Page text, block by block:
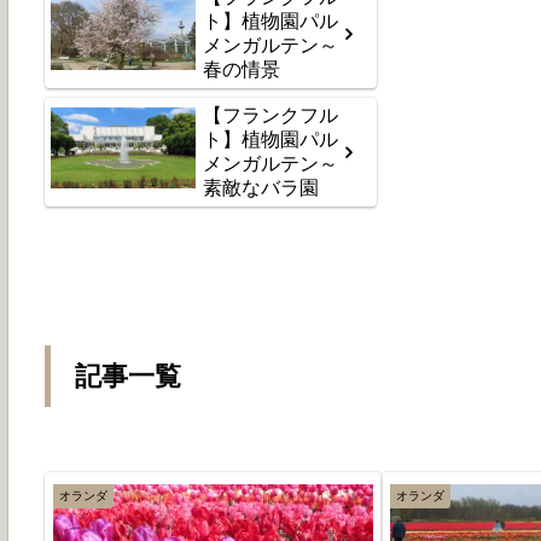
ト】植物園パル
メンガルテン～
春の情景
【フランクフル
ト】植物園パル
メンガルテン～
素敵なバラ園
記事一覧
オランダ オランダ